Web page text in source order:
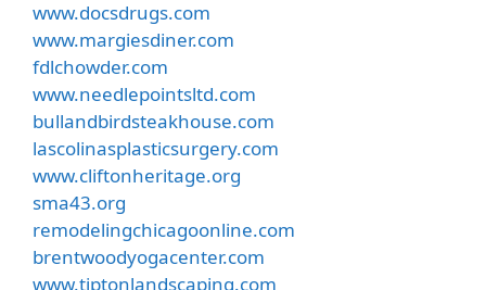
www.docsdrugs.com
www.margiesdiner.com
fdlchowder.com
www.needlepointsltd.com
bullandbirdsteakhouse.com
lascolinasplasticsurgery.com
www.cliftonheritage.org
sma43.org
remodelingchicagoonline.com
brentwoodyogacenter.com
www.tiptonlandscaping.com